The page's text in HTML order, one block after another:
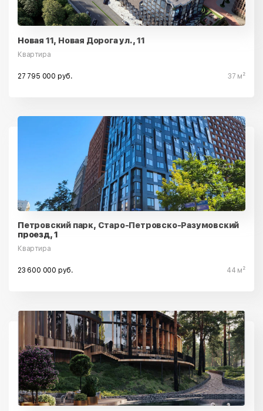
Новая 11, Новая Дорога ул., 11
Квартира
27 795 000 руб. 37 м²
Петровский парк, Старо-Петровско-Разумовский
проезд, 1
Квартира
23 600 000 руб. 44 м²